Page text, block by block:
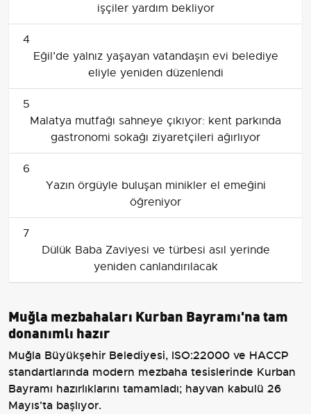
işçiler yardım bekliyor
4
Eğil’de yalnız yaşayan vatandaşın evi belediye
eliyle yeniden düzenlendi
5
Malatya mutfağı sahneye çıkıyor: kent parkında
gastronomi sokağı ziyaretçileri ağırlıyor
6
Yazın örgüyle buluşan minikler el emeğini
öğreniyor
7
Dülük Baba Zaviyesi ve türbesi asıl yerinde
yeniden canlandırılacak
Muğla mezbahaları Kurban Bayramı'na tam
donanımlı hazır
Muğla Büyükşehir Belediyesi, ISO:22000 ve HACCP
standartlarında modern mezbaha tesislerinde Kurban
Bayramı hazırlıklarını tamamladı; hayvan kabulü 26
Mayıs'ta başlıyor.